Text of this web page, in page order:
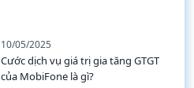
10/05/2025
Cước dịch vụ giá trị gia tăng GTGT
của MobiFone là gì?